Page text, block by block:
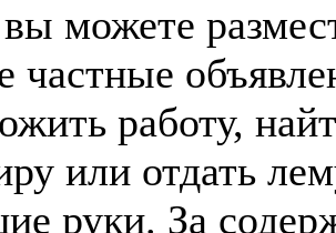
можете
частные
работу,
или отдать
руки. За